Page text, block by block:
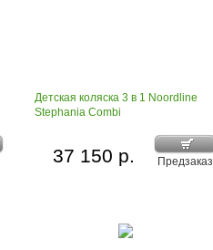
Детская коляска 3 в 1 Noordline
Stephania Сombi
Предзаказ
37 150 р.